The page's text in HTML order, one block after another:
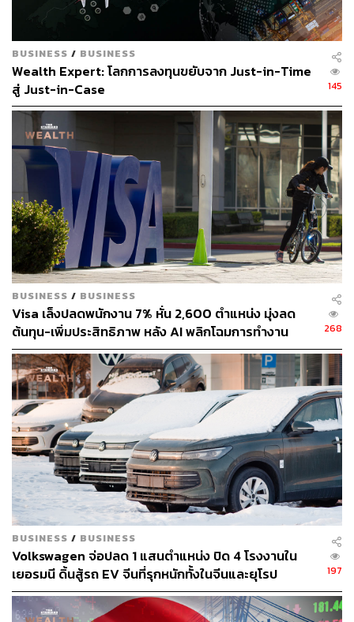
BUSINESS / BUSINESS
Wealth Expert: โลกการลงทุนขยับจาก Just-in-Time
สู่ Just-in-Case
145
BUSINESS / BUSINESS
Visa เล็งปลดพนักงาน 7% หั่น 2,600 ตำแหน่ง มุ่งลด
ต้นทุน-เพิ่มประสิทธิภาพ หลัง AI พลิกโฉมการทำงาน
268
BUSINESS / BUSINESS
Volkswagen จ่อปลด 1 แสนตำแหน่ง ปิด 4 โรงงานใน
เยอรมนี ดิ้นสู้รถ EV จีนที่รุกหนักทั้งในจีนและยุโรป
197